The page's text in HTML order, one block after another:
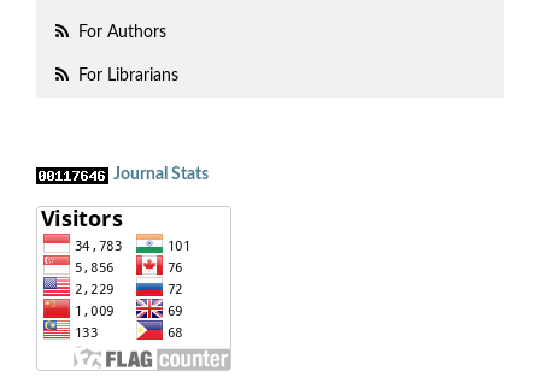
For Authors
For Librarians
Journal Stats